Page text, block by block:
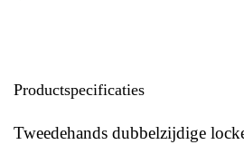
Productspecificaties
Tweedehands dubbelzijdige